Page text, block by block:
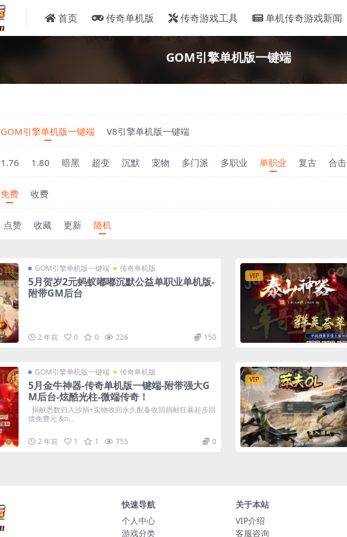
首页 传奇单机版 传奇游戏工具 单机传奇游戏新闻
GOM引擎单机版一键端
GOM引擎单机版一键端 V8引擎单机版一键端
1.76 1.80 暗黑 超变 沉默 宠物 多门派 多职业 单职业 复古 合击
免费 收费
点赞 收藏 更新 随机
GOM引擎单机版一键端 传奇单机版
5月贺岁2元蚂蚁嘟嘟沉默公益单职业单机版-
附带GM后台
2 年前 0 0 226 150
VIP
GOM引擎单机版一键端 传奇单机版
5月金牛神器-传奇单机版一键端-附带强大G
M后台-炫酷光柱-微端传奇！
捐献悉数归入沙捐+实物收回永久配备收回捐献狂暴起步回
馈免费元 &n...
2 年前 1 1 755 0
VIP
快速导航
个人中心
游戏分类
关于本站
VIP介绍
客服咨询